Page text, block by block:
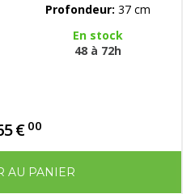
Profondeur: 37 cm
En stock
48 à 72h
€ 00
AU PANIER